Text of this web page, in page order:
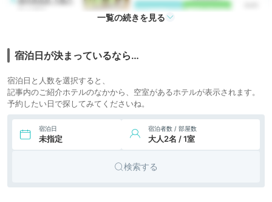
icotto 楽天トラベル
8.湯河原温泉 石葉
一覧の続きを見る
宿泊日が決まっているなら…
宿泊日と人数を選択すると、
記事内のご紹介ホテルのなかから、空室があるホテルが表示されます。
予約したい日で探してみてくださいね。
宿泊日
未指定
宿泊者数 / 部屋数
大人2名 / 1室
検索する